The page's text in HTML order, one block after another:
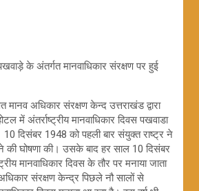
के अंतर्गत मानवाधिकार संरक्षण पर हुई
मानव अधिकार संरक्षण केन्द उत्तराखंड द्वारा
में अंतर्राष्ट्रीय मानवाधिकार दिवस पखवाडा
दिसंबर 1948 को पहली बार संयुक्त राष्ट्र ने
की घोषणा की। उसके बाद हर साल 10 दिसंबर
मानवाधिकार दिवस के तौर पर मनाया जाता
संरक्षण केन्द्र पिछले नौ सालों से